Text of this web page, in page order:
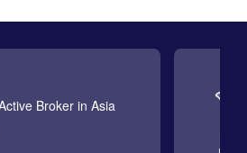
Broker in Asia